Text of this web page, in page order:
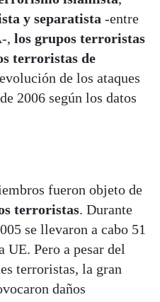
y separatista -entre
, los grupos terroristas
terroristas de
de los ataques
2006 según los datos
fueron objeto de
terroristas. Durante
se llevaron a cabo 51
UE. Pero a pesar del
terroristas, la gran
daños